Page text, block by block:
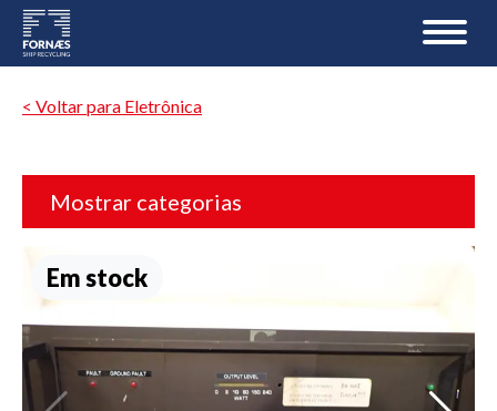
< Voltar para Eletrônica
Mostrar categorias
Em stock